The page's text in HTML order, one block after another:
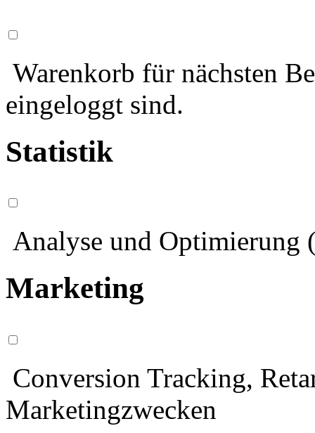
Warenkorb für nächsten
eingeloggt sind.
Statistik
Analyse und Optimierung
Marketing
Conversion Tracking,
Marketingzwecken